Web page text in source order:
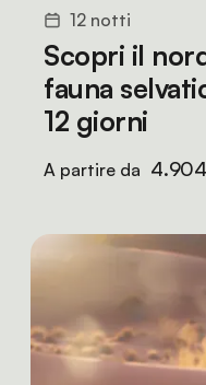
12 notti
Scopri il
fauna
12 giorni
A partire da